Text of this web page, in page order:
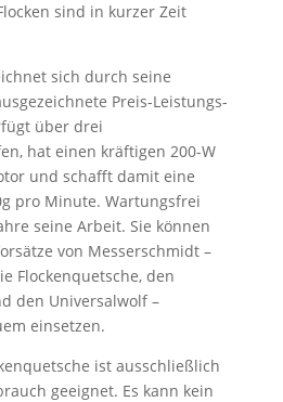
sind in kurzer Zeit
sich durch seine
Preis-Leistungs-
über drei
hat einen kräftigen 200-W
und schafft damit eine
pro Minute. Wartungsfrei
seine Arbeit. Sie können
von Messerschmidt –
Flockenquetsche, den
den Universalwolf –
einsetzen.
ist ausschließlich
geeignet. Es kann kein